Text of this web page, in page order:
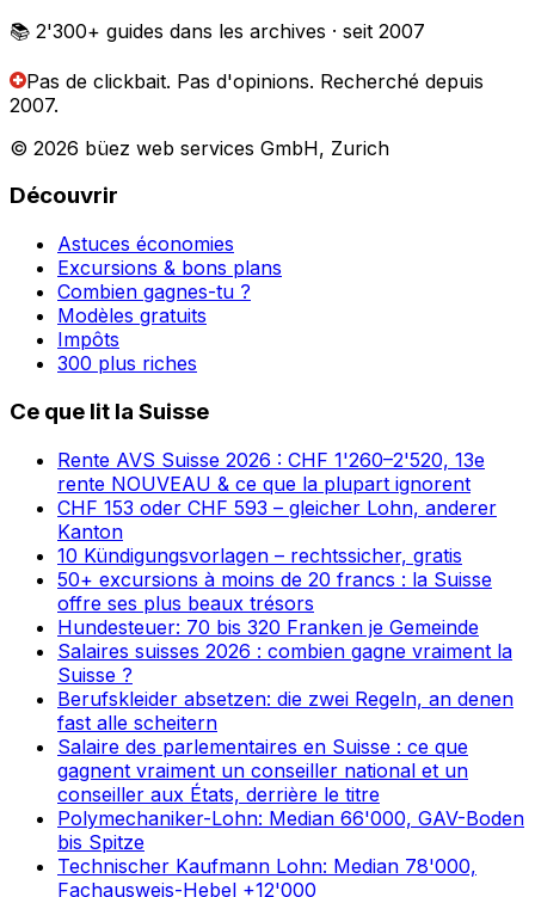
📚 2'300+ guides dans les archives · seit 2007
Pas de clickbait. Pas d'opinions. Recherché depuis
2007.
© 2026 büez web services GmbH, Zurich
Découvrir
Astuces économies
Excursions & bons plans
Combien gagnes-tu ?
Modèles gratuits
Impôts
300 plus riches
Ce que lit la Suisse
Rente AVS Suisse 2026 : CHF 1'260–2'520, 13e
rente NOUVEAU & ce que la plupart ignorent
CHF 153 oder CHF 593 – gleicher Lohn, anderer
Kanton
10 Kündigungsvorlagen – rechtssicher, gratis
50+ excursions à moins de 20 francs : la Suisse
offre ses plus beaux trésors
Hundesteuer: 70 bis 320 Franken je Gemeinde
Salaires suisses 2026 : combien gagne vraiment la
Suisse ?
Berufskleider absetzen: die zwei Regeln, an denen
fast alle scheitern
Salaire des parlementaires en Suisse : ce que
gagnent vraiment un conseiller national et un
conseiller aux États, derrière le titre
Polymechaniker-Lohn: Median 66'000, GAV-Boden
bis Spitze
Technischer Kaufmann Lohn: Median 78'000,
Fachausweis-Hebel +12'000